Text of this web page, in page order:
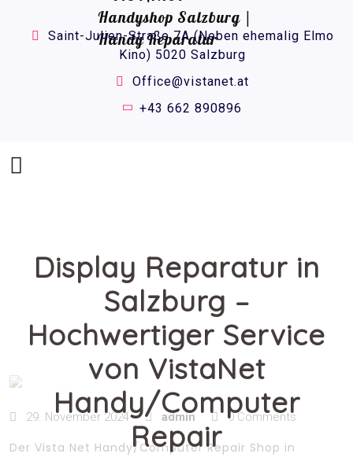
Saint-Julien-Straße 7A (Neben ehemalig Elmo
Kino) 5020 Salzburg
Office@vistanet.at
+43 662 890896
Display Reparatur in
Salzburg –
Hochwertiger Service
von VistaNet
Handy/Computer
Repair
29. November 2024 admin 0 Comments
Der Vista Net Handy/Computer Repair Shop in